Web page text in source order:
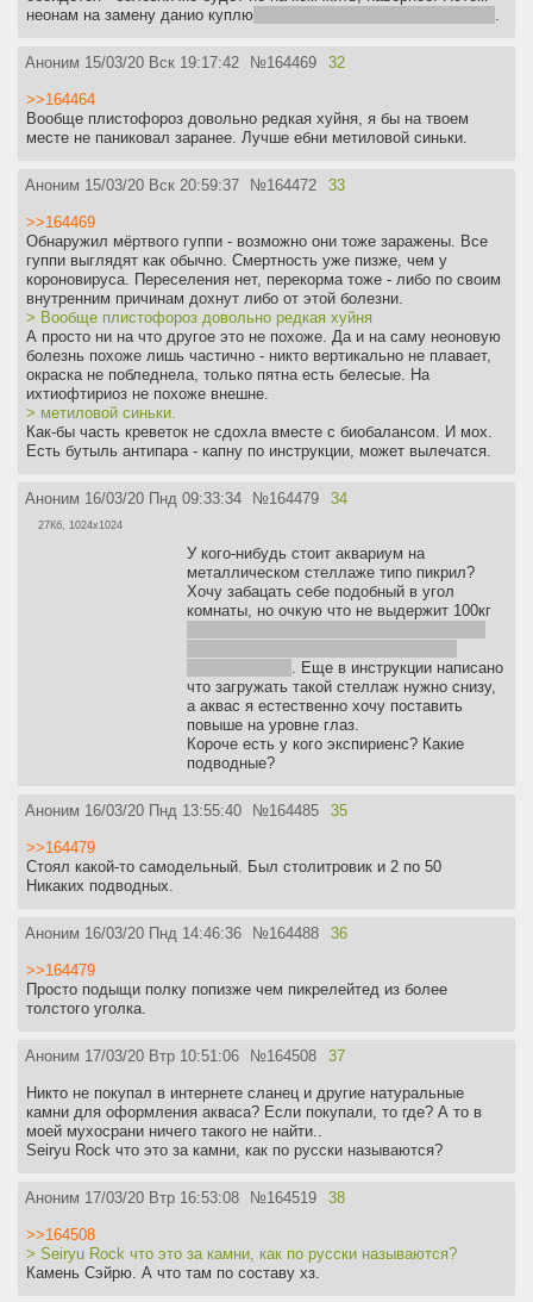
неонам на замену данио куплю
.
Аноним 15/03/20 Вск 19:17:42 №164469 32
>>164464
Вообще плистофороз довольно редкая хуйня, я бы на твоем
месте не паниковал заранее. Лучше ебни метиловой синьки.
Аноним 15/03/20 Вск 20:59:37 №164472 33
>>164469
Обнаружил мёртвого гуппи - возможно они тоже заражены. Все
гуппи выглядят как обычно. Смертность уже пизже, чем у
короновируса. Переселения нет, перекорма тоже - либо по своим
внутренним причинам дохнут либо от этой болезни.
> Вообще плистофороз довольно редкая хуйня
А просто ни на что другое это не похоже. Да и на саму неоновую
болезнь похоже лишь частично - никто вертикально не плавает,
окраска не побледнела, только пятна есть белесые. На
ихтиофтириоз не похоже внешне.
> метиловой синьки.
Как-бы часть креветок не сдохла вместе с биобалансом. И мох.
Есть бутыль антипара - капну по инструкции, может вылечатся.
Аноним 16/03/20 Пнд 09:33:34 №164479 34
27Кб, 1024x1024
У кого-нибудь стоит аквариум на
металлическом стеллаже типо пикрил?
Хочу забацать себе подобный в угол
комнаты, но очкую что не выдержит 100кг
. Еще в инструкции написано
что загружать такой стеллаж нужно снизу,
а аквас я естественно хочу поставить
повыше на уровне глаз.
Короче есть у кого экспириенс? Какие
подводные?
Аноним 16/03/20 Пнд 13:55:40 №164485 35
>>164479
Стоял какой-то самодельный. Был столитровик и 2 по 50
Никаких подводных.
Аноним 16/03/20 Пнд 14:46:36 №164488 36
>>164479
Просто подыщи полку попизже чем пикрелейтед из более
толстого уголка.
Аноним 17/03/20 Втр 10:51:06 №164508 37
Никто не покупал в интернете сланец и другие натуральные
камни для оформления акваса? Если покупали, то где? А то в
моей мухосрани ничего такого не найти..
Seiryu Rock что это за камни, как по русски называются?
Аноним 17/03/20 Втр 16:53:08 №164519 38
>>164508
> Seiryu Rock что это за камни, как по русски называются?
Камень Сэйрю. А что там по составу хз.